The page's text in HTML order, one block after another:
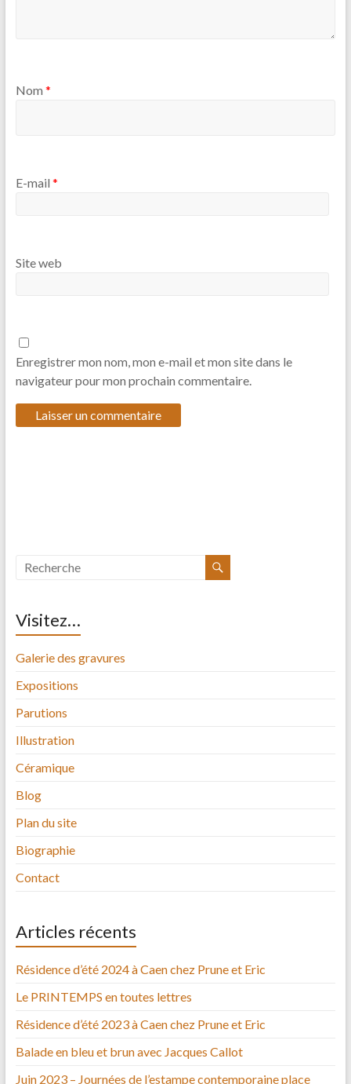
Nom *
E-mail *
Site web
Enregistrer mon nom, mon e-mail et mon site dans le
navigateur pour mon prochain commentaire.
Visitez…
Galerie des gravures
Expositions
Parutions
Illustration
Céramique
Blog
Plan du site
Biographie
Contact
Articles récents
Résidence d’été 2024 à Caen chez Prune et Eric
Le PRINTEMPS en toutes lettres
Résidence d’été 2023 à Caen chez Prune et Eric
Balade en bleu et brun avec Jacques Callot
Juin 2023 – Journées de l’estampe contemporaine place